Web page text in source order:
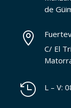
de

C/ El
 L – V: